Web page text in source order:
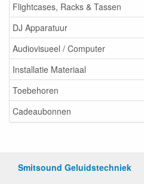
Flightcases, Racks & Tassen
DJ Apparatuur
Audiovisueel / Computer
Installatie Materiaal
Toebehoren
Cadeaubonnen
Smitsound Geluidstechniek